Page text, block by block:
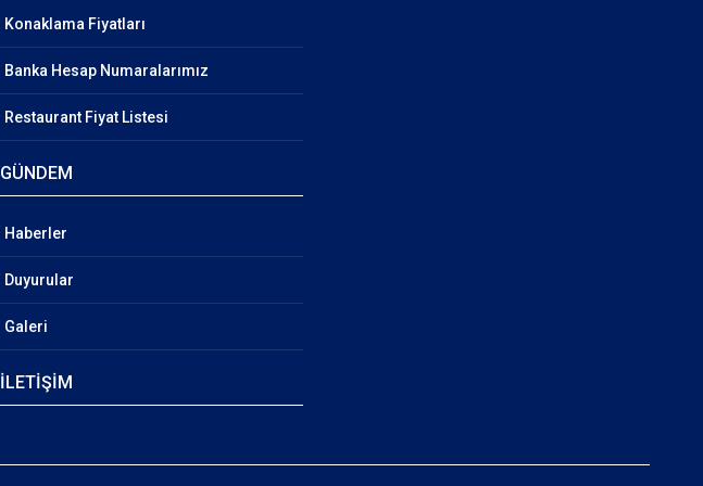
Konaklama Fiyatları
Banka Hesap Numaralarımız
Restaurant Fiyat Listesi
GÜNDEM
Haberler
Duyurular
Galeri
İLETİŞİM